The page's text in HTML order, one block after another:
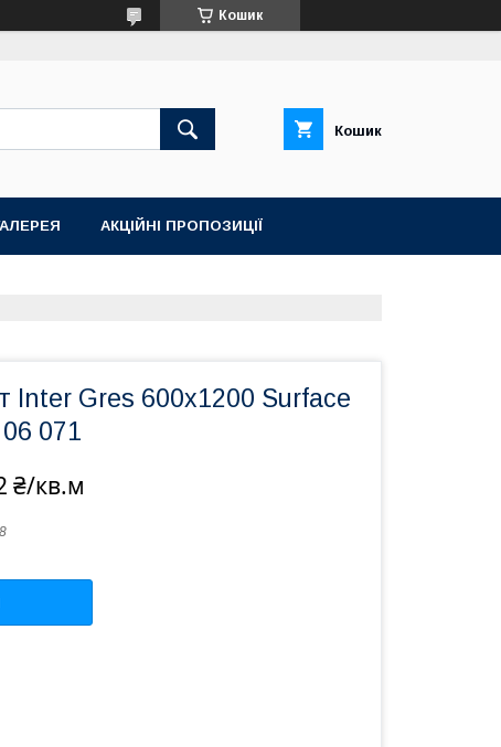
Кошик
Кошик
АКЦІЙНІ ПРОПОЗИЦІЇ
Inter Gres 600x1200 Surface
06 071
₴/кв.м